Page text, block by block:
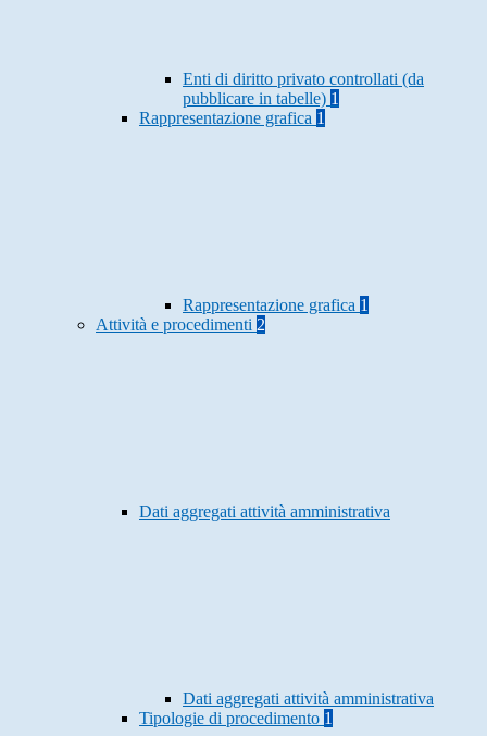
Enti di diritto privato controllati (da
pubblicare in tabelle) 1
Rappresentazione grafica 1
Rappresentazione grafica 1
Attività e procedimenti 2
Dati aggregati attività amministrativa
Dati aggregati attività amministrativa
Tipologie di procedimento 1